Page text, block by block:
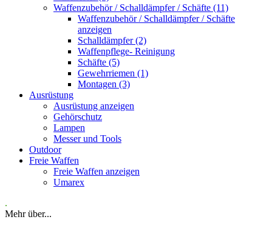
Waffenzubehör / Schalldämpfer / Schäfte (11)
Waffenzubehör / Schalldämpfer / Schäfte
anzeigen
Schalldämpfer (2)
Waffenpflege- Reinigung
Schäfte (5)
Gewehrriemen (1)
Montagen (3)
Ausrüstung
Ausrüstung anzeigen
Gehörschutz
Lampen
Messer und Tools
Outdoor
Freie Waffen
Freie Waffen anzeigen
Umarex
.
Mehr über...